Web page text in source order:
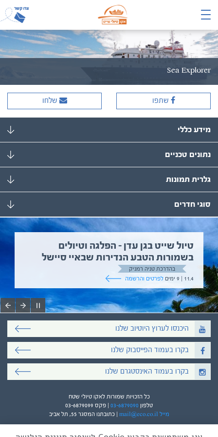
Sea Explorer
שלחו שתפו
מידע כללי
נתונים טכניים
גלרית תמונות
סוגי חדרים
טיול שייט בגן עדן – הפלגה וטיולים
בשמורות הטבע הנדירות שבאיי סיישל
בהדרכת טניה רמניק
11.4 | 9 ימים
לפרטים והרשמה
היכנסו לערוץ היוטיוב שלנו
בקרו בעמוד הפייסבוק שלנו
בקרו בעמוד האינסטגרם שלנו
כל הזכויות שמורות לאקו טיולי שטח
טלפון 03-6879090 | פקס 03-6879099
מייל mail@eco.co.il
| כתובתנו המסגר 55, תל אביב
עיצוב ופיתוח: ביבר גלובל